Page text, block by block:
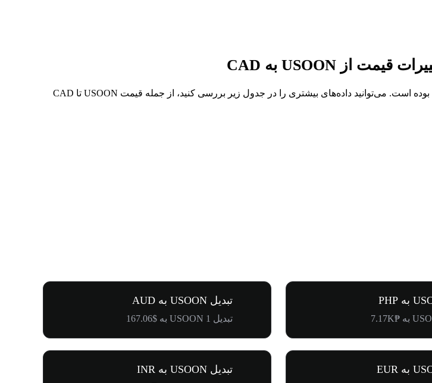
در 7 روز گذشته، بالاترین قیمت از USOON تا CAD C$180.68 و کمترین آن C$160.75 بوده است. می‌توانید داده‌های بیشتری را در جدول زیر بررسی کنید، از جمله قیمت USOON تا CAD
تبدیل USOON به AUD
تبدیل 1 USOON به $167.06
تبدیل USOON به INR